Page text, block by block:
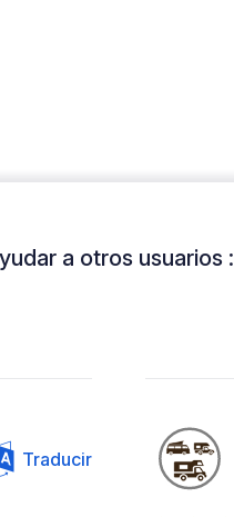
a otros usuarios :
Traducir